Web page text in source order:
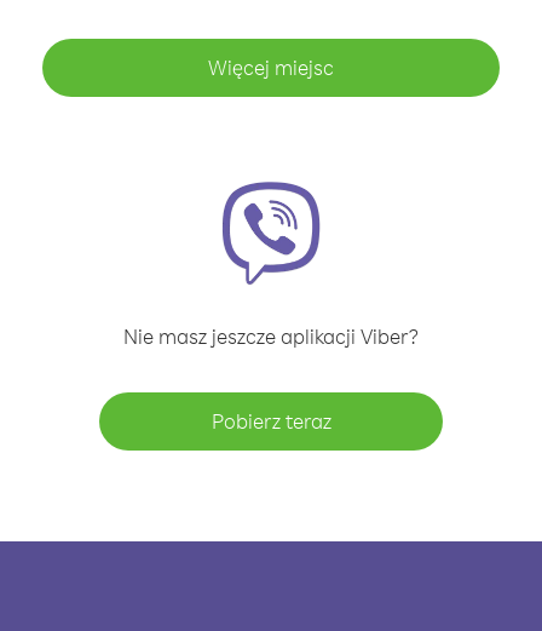
Więcej miejsc
Nie masz jeszcze aplikacji Viber?
Pobierz teraz